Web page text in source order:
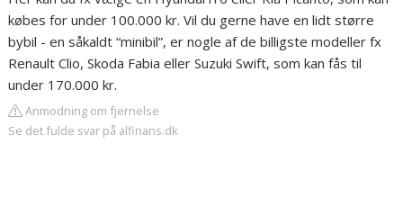
købes for under 100.000 kr. Vil du gerne have en lidt større
bybil - en såkaldt “minibil”, er nogle af de billigste modeller fx
Renault Clio, Skoda Fabia eller Suzuki Swift, som kan fås til
under 170.000 kr.
Anmodning om fjernelse
Se det fulde svar på alfinans.dk